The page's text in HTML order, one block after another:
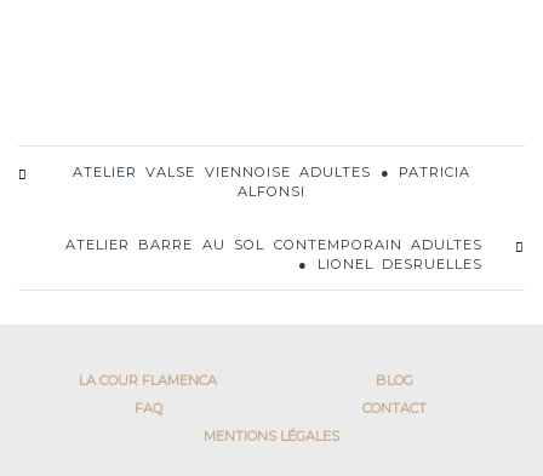
ATELIER VALSE VIENNOISE ADULTES ● PATRICIA
ALFONSI
ATELIER BARRE AU SOL CONTEMPORAIN ADULTES
● LIONEL DESRUELLES
LA COUR FLAMENCA
BLOG
FAQ
CONTACT
MENTIONS LÉGALES